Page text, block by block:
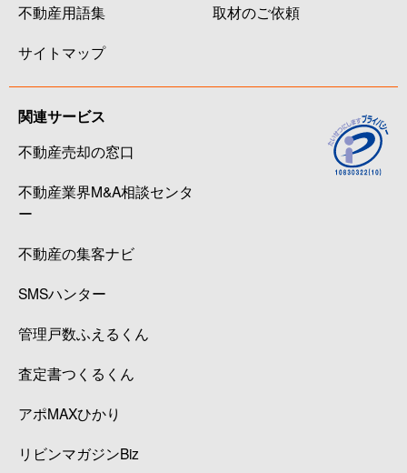
不動産用語集
サイトマップ
取材のご依頼
関連サービス
不動産売却の窓口
不動産業界M&A相談センタ
ー
不動産の集客ナビ
SMSハンター
管理戸数ふえるくん
査定書つくるくん
アポMAXひかり
リビンマガジンBiz